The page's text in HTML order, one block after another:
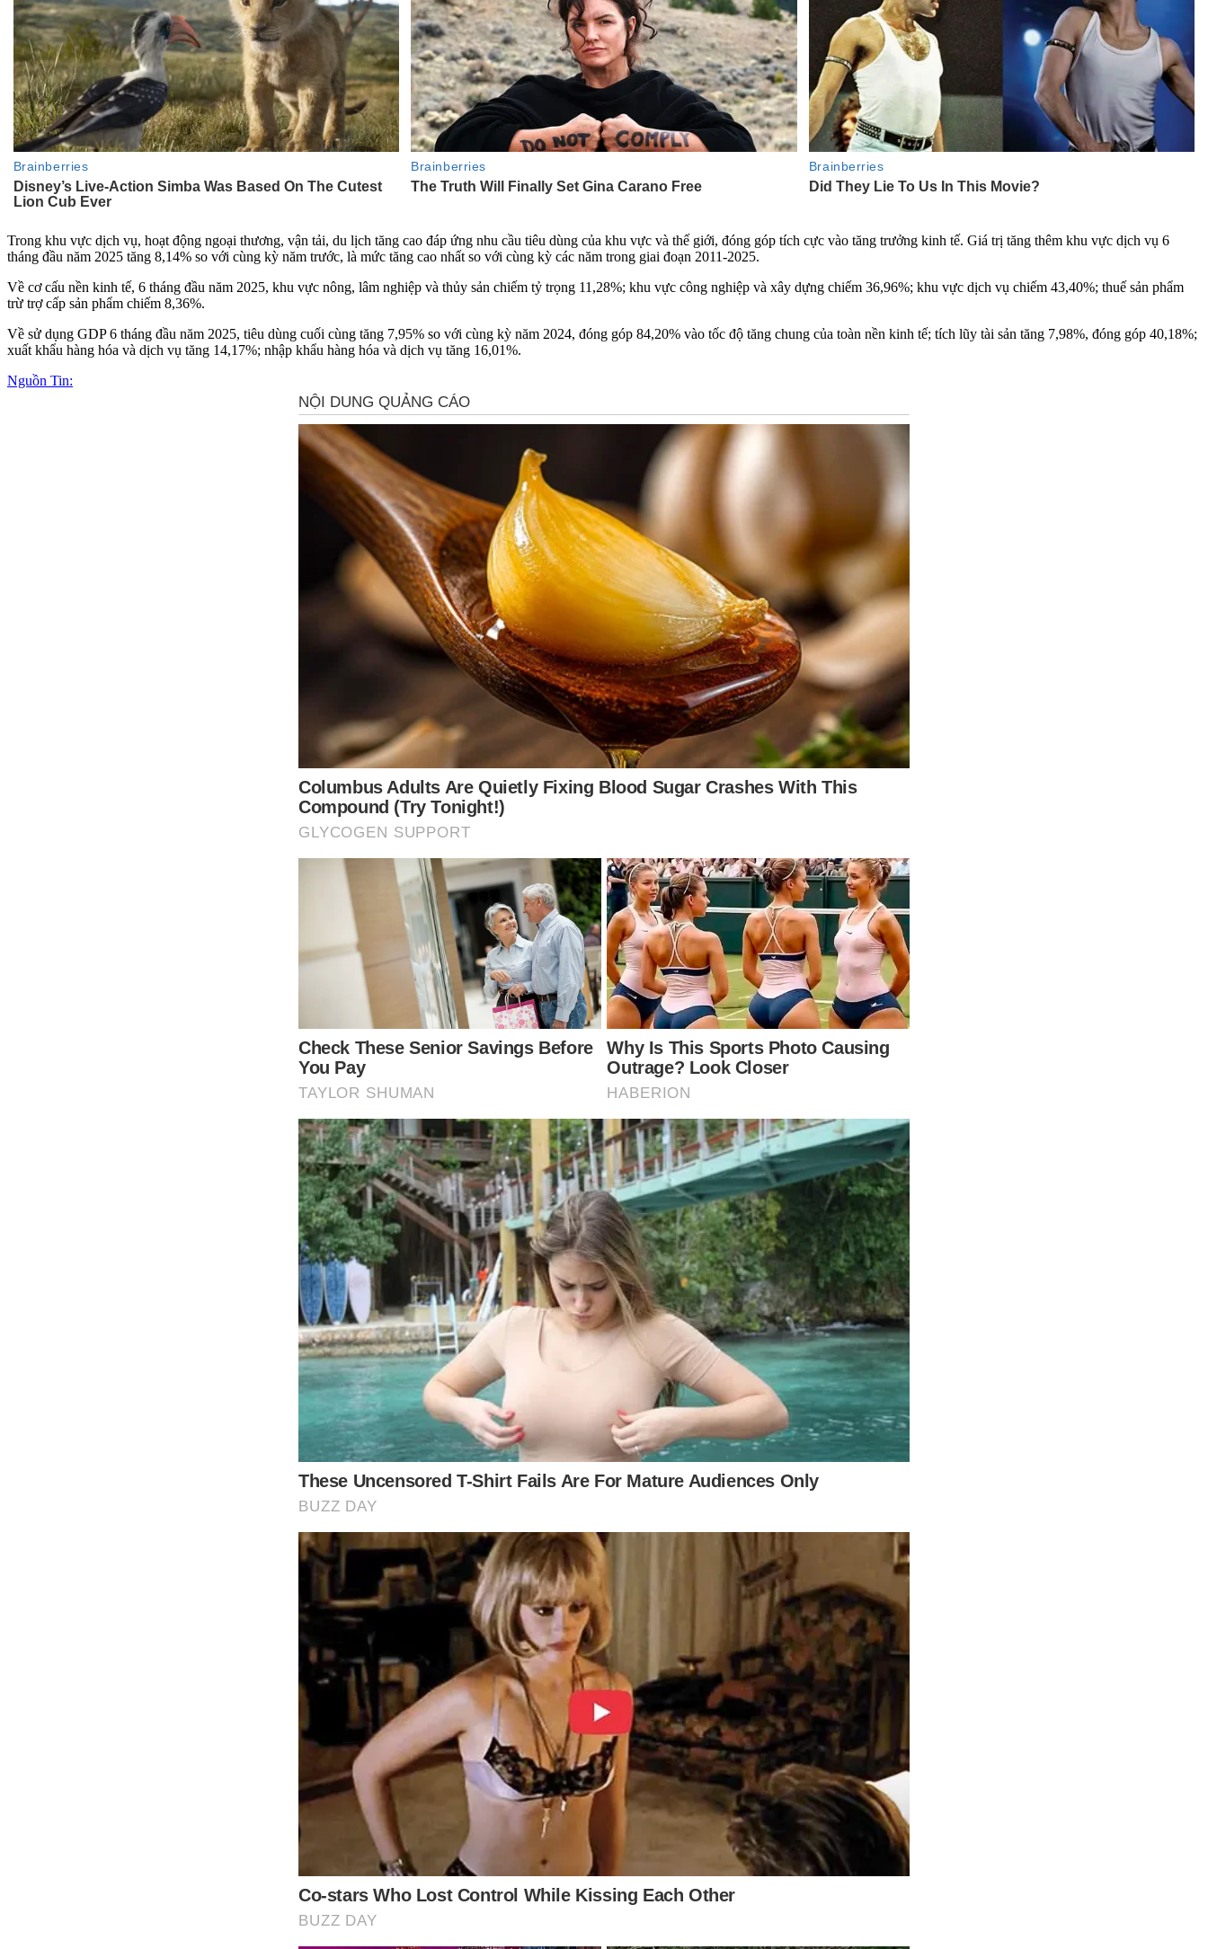
Trong khu vực dịch vụ, hoạt động ngoại thương, vận tải, du lịch tăng cao đáp ứng nhu cầu tiêu dùng của khu vực và thế giới, đóng góp tích cực vào tăng trưởng kinh tế. Giá trị tăng thêm khu vực dịch vụ 6
tháng đầu năm 2025 tăng 8,14% so với cùng kỳ năm trước, là mức tăng cao nhất so với cùng kỳ các năm trong giai đoạn 2011-2025.
Về cơ cấu nền kinh tế, 6 tháng đầu năm 2025, khu vực nông, lâm nghiệp và thủy sản chiếm tỷ trọng 11,28%; khu vực công nghiệp và xây dựng chiếm 36,96%; khu vực dịch vụ chiếm 43,40%; thuế sản phẩm
trừ trợ cấp sản phẩm chiếm 8,36%.
Về sử dụng GDP 6 tháng đầu năm 2025, tiêu dùng cuối cùng tăng 7,95% so với cùng kỳ năm 2024, đóng góp 84,20% vào tốc độ tăng chung của toàn nền kinh tế; tích lũy tài sản tăng 7,98%, đóng góp 40,18%;
xuất khẩu hàng hóa và dịch vụ tăng 14,17%; nhập khẩu hàng hóa và dịch vụ tăng 16,01%.
Nguồn Tin: